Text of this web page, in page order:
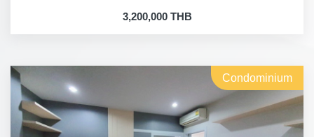
3,200,000 THB
Condominium